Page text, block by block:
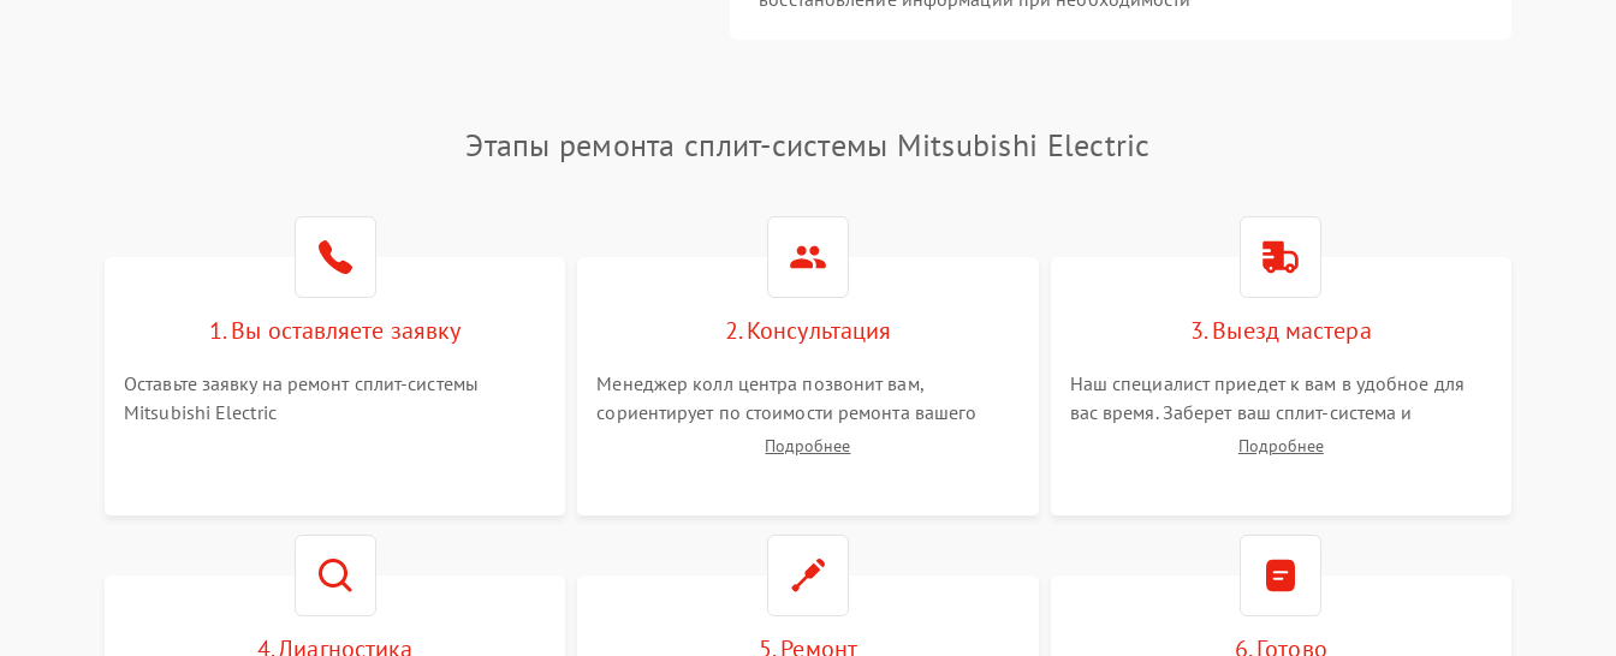
Этапы ремонта сплит-системы Mitsubishi Electric
1. Вы оставляете заявку
Оставьте заявку на ремонт сплит-системы
Mitsubishi Electric
2. Консультация
Менеджер колл центра позвонит вам,
сориентирует по стоимости ремонта вашего
сплит-системы а также ответит на все ваши
Подробнее
3. Выезд мастера
Наш специалист приедет к вам в удобное для
вас время. Заберет ваш сплит-система и
привезет на склад для диагностики.
Подробнее
4. Диагностика 5. Ремонт 6. Готово